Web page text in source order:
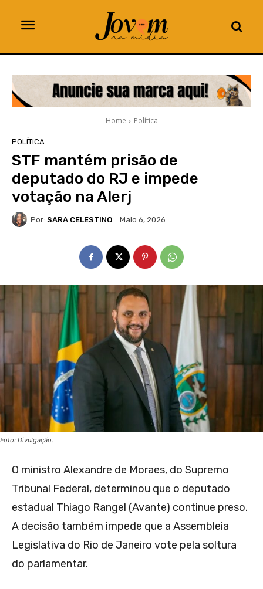
Home Política
POLÍTICA
STF mantém prisão de
deputado do RJ e impede
votação na Alerj
Por: SARA CELESTINO Maio 6, 2026
Foto: Divulgação.
O ministro Alexandre de Moraes, do Supremo
Tribunal Federal, determinou que o deputado
estadual Thiago Rangel (Avante) continue preso.
A decisão também impede que a Assembleia
Legislativa do Rio de Janeiro vote pela soltura
do parlamentar.